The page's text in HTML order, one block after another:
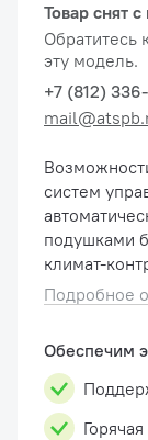
Возможности Диагностика
систем
подушками
климат-
и т.д. Возможности EasyDiag постоянно
Подробное
Обеспечим
Товар снят
Обратитесь
эту модель.
+7 (812)